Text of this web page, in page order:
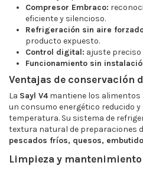
Compresor Embraco:
eficiente y silencioso.
Refrigeración sin aire
producto expuesto.
Control digital: ajuste
Funcionamiento sin
Ventajas de conservación
La Sayl V4mantiene los
un consumo energético reducido
temperatura. Su sistema de
textura natural de preparaciones
pescados fríos, quesos,
Limpieza y mantenimiento